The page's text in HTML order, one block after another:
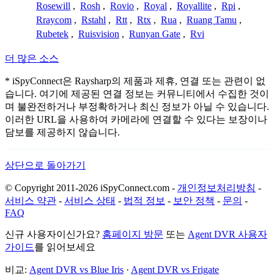
Rosewill , Rosh , Rovio , Royal , Royallite , Rpi ,
Rraycom , Rstahl , Rtt , Rtx , Rua , Ruang Tamu ,
Rubetek , Ruisvision , Runyan Gate , Rvi
더 많은 소스
* iSpyConnect은 Raysharp의 제품과 제휴, 연결 또는 관련이 없
습니다. 여기에 제공된 연결 정보는 커뮤니티에서 수집한 것이
며 불완전하거나 부정확하거나 최신 정보가 아닐 수 있습니다.
이러한 URL을 사용하여 카메라에 연결할 수 있다는 보장이나
담보를 제공하지 않습니다.
상단으로 돌아가기
© Copyright 2011-2026 iSpyConnect.com - 개인정보처리방침 -
서비스 약관 - 서비스 상태 - 법적 정보 - 보안 정책 - 문의 -
FAQ
신규 사용자이신가요? 홈페이지 방문 또는 Agent DVR 사용자
가이드를 읽어보세요
비교: Agent DVR vs Blue Iris · Agent DVR vs Frigate